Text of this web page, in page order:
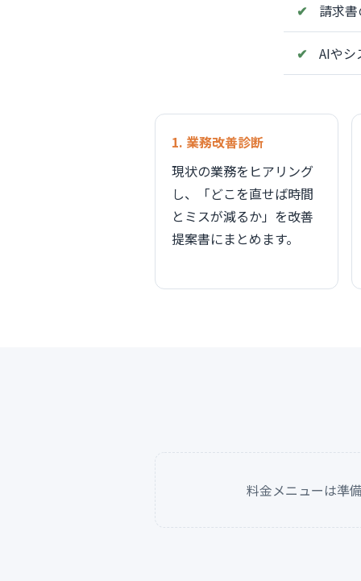
請求
AIやシ
1. 業務改善診断
現状の業務をヒアリング
し、「どこを直せば時間
とミスが減るか」を改善
提案書にまとめます。
料金メニューは準